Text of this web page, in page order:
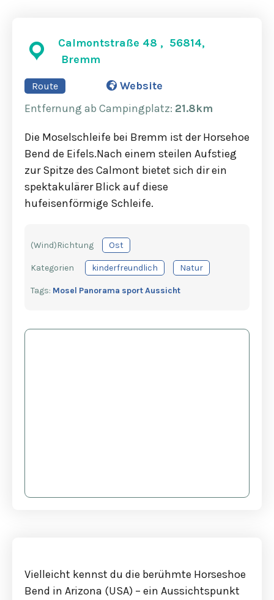
Calmontstraße 48 , 56814,
Bremm
Route
Website
Entfernung ab Campingplatz: 21.8km
Die Moselschleife bei Bremm ist der Horsehoe
Bend de Eifels.Nach einem steilen Aufstieg
zur Spitze des Calmont bietet sich dir ein
spektakulärer Blick auf diese
hufeisenförmige Schleife.
(Wind)Richtung Ost
Kategorien kinderfreundlich Natur
Tags: Mosel Panorama sportAussicht
Vielleicht kennst du die berühmte Horseshoe
Bend in Arizona (USA) – ein Aussichtspunkt